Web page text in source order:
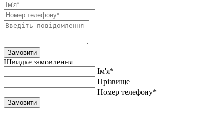
Замовити
Швидке замовлення
Ім'я*
Прiзвище
Номер телефону*